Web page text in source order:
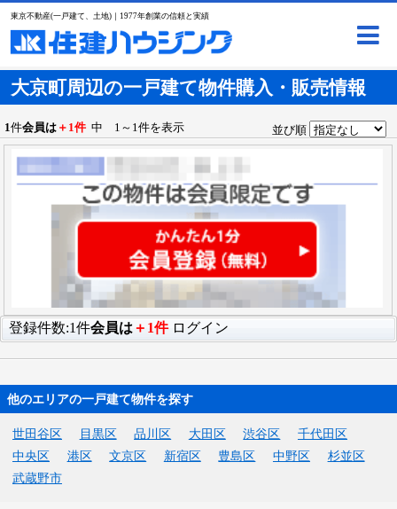
東京不動産(一戸建て、土地)｜1977年創業の信頼と実績
大京町周辺の一戸建て物件購入・販売情報
1件会員は ＋1件 中 1～1件を表示 並び順
登録件数:1件会員は ＋1件 ログイン
他のエリアの一戸建て物件を探す
世田谷区 目黒区 品川区 大田区 渋谷区
千代田区
中央区
港区 文京区 新宿区 豊島区 中野区
杉並区
武蔵野市